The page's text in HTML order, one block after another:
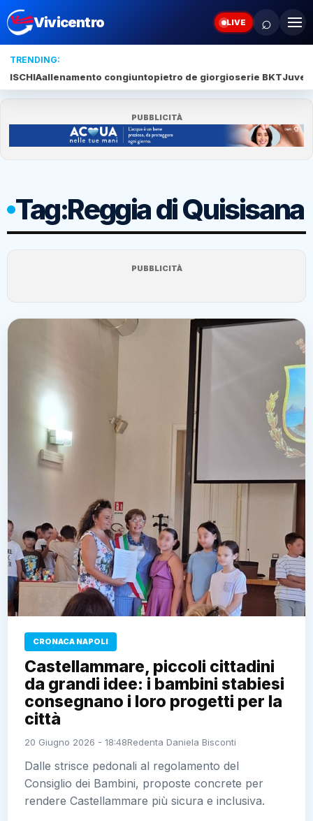
Vivicentro LIVE ⌕
TRENDING:
ISCHIAallenamento congiuntopietro de giorgioserie BKTJuve
PUBBLICITÀ
Tag:Reggia di Quisisana
PUBBLICITÀ
CRONACA NAPOLI
Castellammare, piccoli cittadini
da grandi idee: i bambini stabiesi
consegnano i loro progetti per la
città
20 Giugno 2026 - 18:48Redenta Daniela Bisconti
Dalle strisce pedonali al regolamento del
Consiglio dei Bambini, proposte concrete per
rendere Castellammare più sicura e inclusiva.